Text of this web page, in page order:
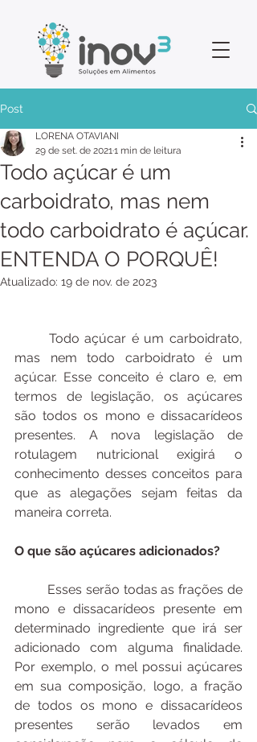
Post
Todo açúcar é um
carboidrato, mas nem
todo carboidrato é açúcar.
ENTENDA O PORQUÊ!
LORENA OTAVIANI
29 de set. de 20211 min de leitura
Atualizado: 19 de nov. de 2023
mas nem todo carboidrato é um
açúcar. Esse conceito é claro e, em
termos de legislação, os açúcares
são todos os mono e dissacarídeos
presentes. A nova legislação de
rotulagem nutricional exigirá o
conhecimento desses conceitos para
que as alegações sejam feitas da
maneira correta.
O que são açúcares adicionados?
mono e dissacarídeos presente em
determinado ingrediente que irá ser
adicionado com alguma finalidade.
Por exemplo, o mel possui açúcares
em sua composição, logo, a fração
de todos os mono e dissacarídeos
presentes serão levados em